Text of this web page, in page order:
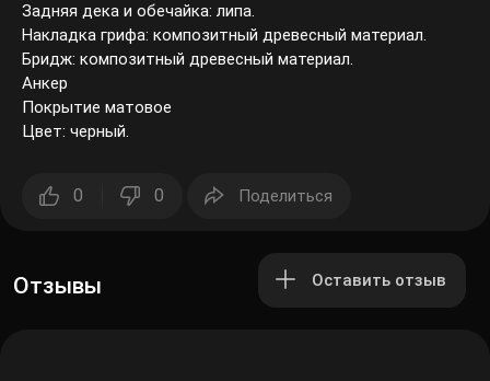
Задняя дека и обечайка: липа.
Накладка грифа: композитный древесный материал.
Бридж: композитный древесный материал.
Анкер
Покрытие матовое
Цвет: черный.
0 0 Поделиться
Отзывы Оставить отзыв